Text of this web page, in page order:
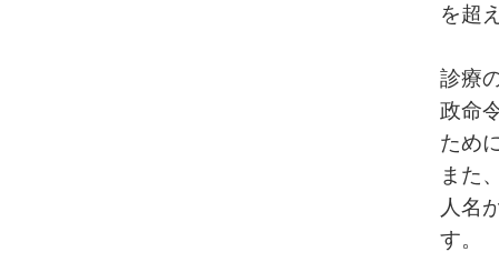
を超
診療
政命
ため
また
人名
す。